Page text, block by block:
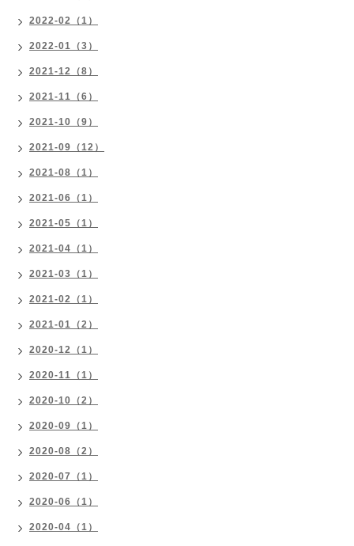
2022-02（1）
2022-01（3）
2021-12（8）
2021-11（6）
2021-10（9）
2021-09（12）
2021-08（1）
2021-06（1）
2021-05（1）
2021-04（1）
2021-03（1）
2021-02（1）
2021-01（2）
2020-12（1）
2020-11（1）
2020-10（2）
2020-09（1）
2020-08（2）
2020-07（1）
2020-06（1）
2020-04（1）